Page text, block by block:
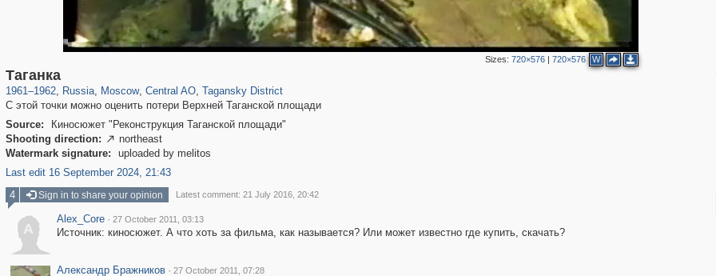
Sizes: 720×576| 720×576 W
Таганка
1961–1962, Russia, Moscow
319,861
, Central AO, Tagansky District
С этой точки можно оценить потери Верхней Таганской площади
Source:
Киносюжет "Реконструкция Таганской площади"
Shooting direction:  northeast
Watermark signature:
uploaded by melitos
Last edit 16 September 2024, 21:43
4 Sign in to share your opinion Latest comment: 21 July 2016, 20:42
A
Alex_Core · 27 October 2011, 03:13
Источник: киносюжет. А что хоть за фильма, как называется? Или может известно где купить, скачать?
Александр Бражников · 27 October 2011, 07:28